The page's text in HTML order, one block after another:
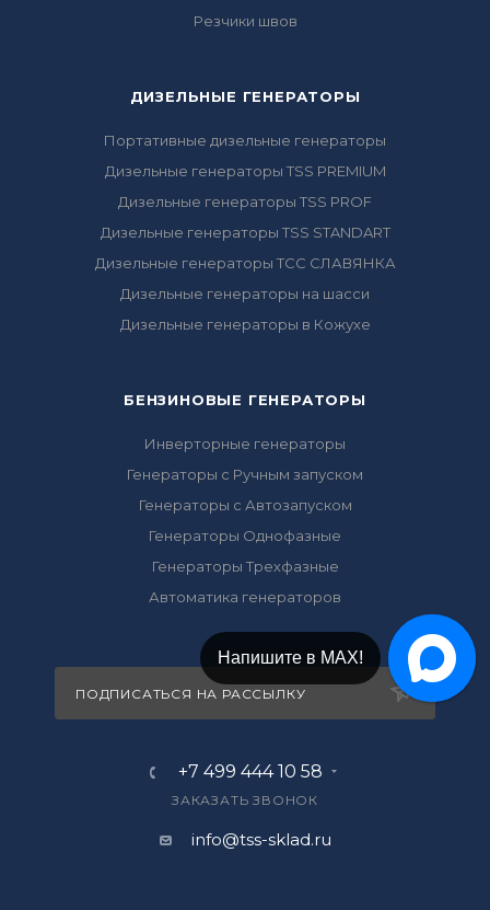
Резчики швов
ДИЗЕЛЬНЫЕ ГЕНЕРАТОРЫ
Портативные дизельные генераторы
Дизельные генераторы TSS PREMIUM
Дизельные генераторы TSS PROF
Дизельные генераторы TSS STANDART
Дизельные генераторы ТСС СЛАВЯНКА
Дизельные генераторы на шасси
Дизельные генераторы в Кожухе
БЕНЗИНОВЫЕ ГЕНЕРАТОРЫ
Инверторные генераторы
Генераторы с Ручным запуском
Генераторы с Автозапуском
Генераторы Однофазные
Генераторы Трехфазные
Автоматика генераторов
ПОДПИСАТЬСЯ НА РАССЫЛКУ
+7 499 444 10 58
ЗАКАЗАТЬ ЗВОНОК
info@tss-sklad.ru
Напишите в МАХ!